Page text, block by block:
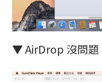
▼ AirDrop 沒問題